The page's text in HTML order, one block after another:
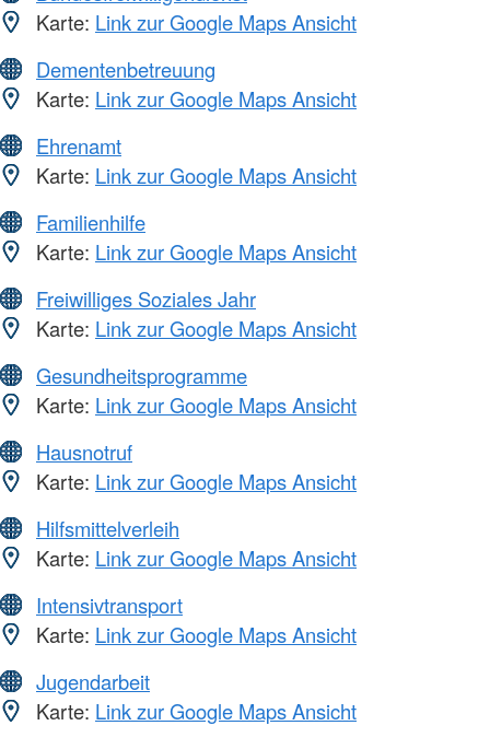
Karte: Link zur Google Maps Ansicht
Dementenbetreuung
Karte: Link zur Google Maps Ansicht
Ehrenamt
Karte: Link zur Google Maps Ansicht
Familienhilfe
Karte: Link zur Google Maps Ansicht
Freiwilliges Soziales Jahr
Karte: Link zur Google Maps Ansicht
Gesundheitsprogramme
Karte: Link zur Google Maps Ansicht
Hausnotruf
Karte: Link zur Google Maps Ansicht
Hilfsmittelverleih
Karte: Link zur Google Maps Ansicht
Intensivtransport
Karte: Link zur Google Maps Ansicht
Jugendarbeit
Karte: Link zur Google Maps Ansicht